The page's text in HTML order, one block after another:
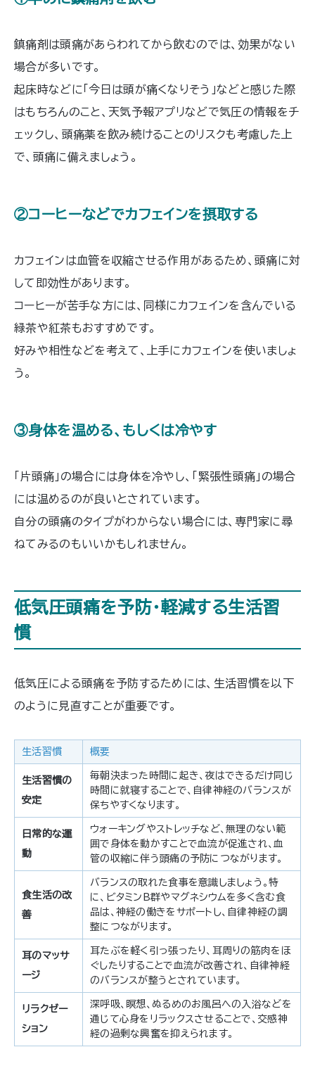
鎮痛剤は頭痛があらわれてから飲むのでは、効果がない
場合が多いです。
起床時などに「今日は頭が痛くなりそう」などと感じた際
はもちろんのこと、天気予報アプリなどで気圧の情報をチ
ェックし、頭痛薬を飲み続けることのリスクも考慮した上
で、頭痛に備えましょう。
②コーヒーなどでカフェインを摂取する
カフェインは血管を収縮させる作用があるため、頭痛に対
して即効性があります。
コーヒーが苦手な方には、同様にカフェインを含んでいる
緑茶や紅茶もおすすめです。
好みや相性などを考えて、上手にカフェインを使いましょ
う。
③身体を温める、もしくは冷やす
「片頭痛」の場合には身体を冷やし、「緊張性頭痛」の場合
には温めるのが良いとされています。
自分の頭痛のタイプがわからない場合には、専門家に尋
ねてみるのもいいかもしれません。
低気圧頭痛を予防・軽減する生活習
慣
低気圧による頭痛を予防するためには、生活習慣を以下
のように見直すことが重要です。
生活習慣 概要
生活習慣の
安定
毎朝決まった時間に起き、夜はできるだけ同じ
時間に就寝することで、自律神経のバランスが
保ちやすくなります。
日常的な運
動
ウォーキングやストレッチなど、無理のない範
囲で身体を動かすことで血流が促進され、血
管の収縮に伴う頭痛の予防につながります。
食生活の改
善
バランスの取れた食事を意識しましょう。特
に、ビタミンB群やマグネシウムを多く含む食
品は、神経の働きをサポートし、自律神経の調
整につながります。
耳のマッサ
ージ
耳たぶを軽く引っ張ったり、耳周りの筋肉をほ
ぐしたりすることで血流が改善され、自律神経
のバランスが整うとされています。
リラクゼー
ション
深呼吸、瞑想、ぬるめのお風呂への入浴などを
通じて心身をリラックスさせることで、交感神
経の過剰な興奮を抑えられます。